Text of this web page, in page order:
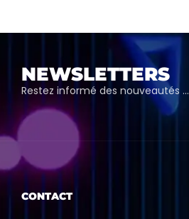
NEWSLETTERS
Restez informé des nouveautés …
CONTACT